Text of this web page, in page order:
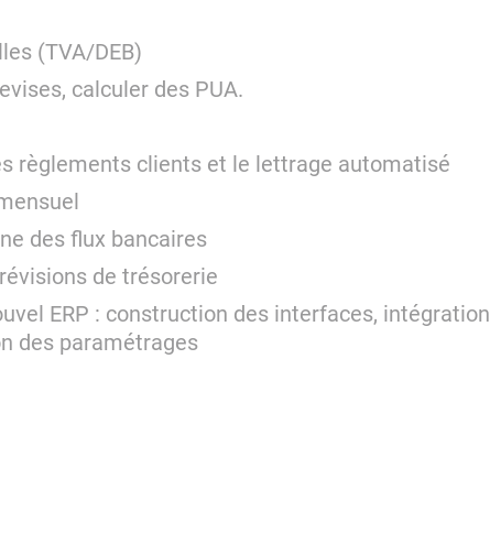
(TVA/DEB)
calculer des PUA.
règlements clients et le lettrage automatisé
des flux bancaires
de trésorerie
ERP : construction des interfaces, intégration
des paramétrages